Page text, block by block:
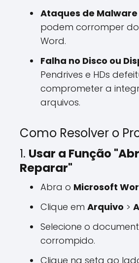
Ataques de Malware
podem corromper
Word.
Falha no Disco ou
Pendrives e HDs
comprometer a
arquivos.
Como Resolver o
1. Usar a Função
Reparar"
Abra o Microsoft
Clique em Arquivo >
Selecione o
corrompido.
Clique na seta ao